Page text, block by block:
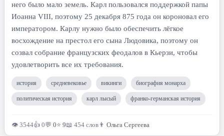
него было мало земель. Карл пользовался поддержкой папы
Иоанна VIII, поэтому 25 декабря 875 года он короновал его
императором. Карлу нужно было обеспечить лёгкое
восхождение на престол его сына Людовика, поэтому он
созвал собрание французских феодалов в Кьерзи, чтобы
удовлетворить все их требования.
история средневековье викинги биография монарха
политическая история карл лысый франко-германская история
👁 3544👍 0💬 0⭐ 9📖 454 слов 👨 Ольга Сергеева